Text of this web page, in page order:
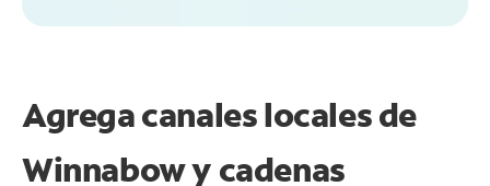
Agrega canales locales de
Winnabow y cadenas